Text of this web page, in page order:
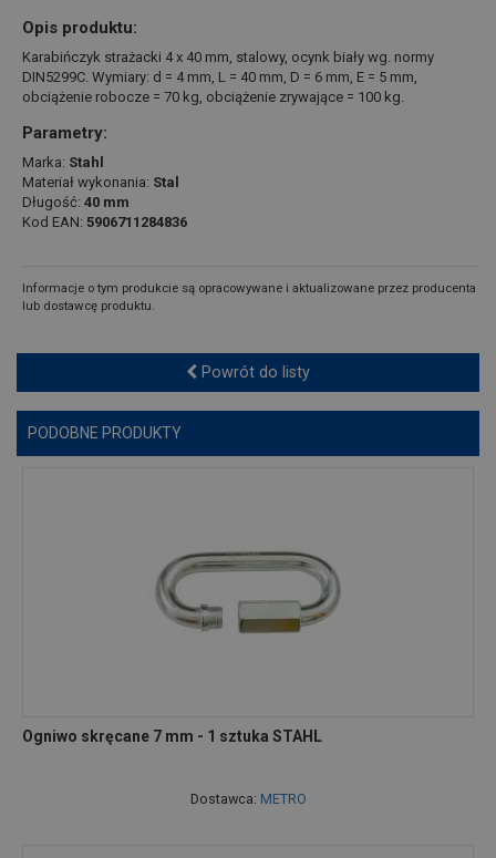
Opis produktu:
Karabińczyk strażacki 4 x 40 mm, stalowy, ocynk biały wg. normy
DIN5299C. Wymiary: d = 4 mm, L = 40 mm, D = 6 mm, E = 5 mm,
obciążenie robocze = 70 kg, obciążenie zrywające = 100 kg.
Parametry:
Marka: Stahl
Materiał wykonania: Stal
Długość: 40 mm
Kod EAN: 5906711284836
Informacje o tym produkcie są opracowywane i aktualizowane przez producenta
lub dostawcę produktu.
Powrót do listy
PODOBNE PRODUKTY
Ogniwo skręcane 7 mm - 1 sztuka STAHL
Dostawca: METRO